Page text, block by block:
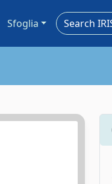
Sfoglia